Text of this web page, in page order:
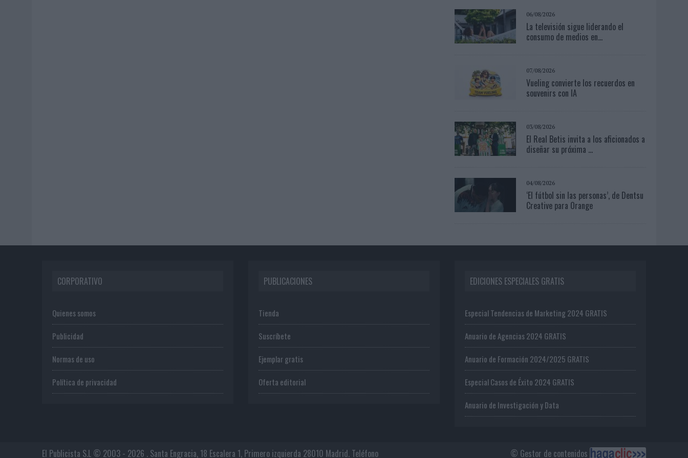
06/08/2026
La televisión sigue liderando el
consumo de medios en...
07/08/2026
Vueling convierte los recuerdos en
souvenirs con IA
03/08/2026
El Real Betis invita a los aficionados a
diseñar su próxima ...
04/08/2026
‘El fútbol sin las personas’, de Dentsu
Creative para Orange
CORPORATIVO
Quienes somos
Publicidad
Normas de uso
Política de privacidad
PUBLICACIONES
Tienda
Suscríbete
Ejemplar gratis
Oferta editorial
EDICIONES ESPECIALES GRATIS
Especial Tendencias de Marketing 2024 GRATIS
Anuario de Agencias 2024 GRATIS
Anuario de Formación 2024/2025 GRATIS
Especial Casos de Éxito 2024 GRATIS
Anuario de Investigación y Data
© Gestor de contenidos
El Publicista S.L © 2003 - 2026 . Santa Engracia, 18 Escalera 1, Primero izquierda 28010 Madrid. Teléfono